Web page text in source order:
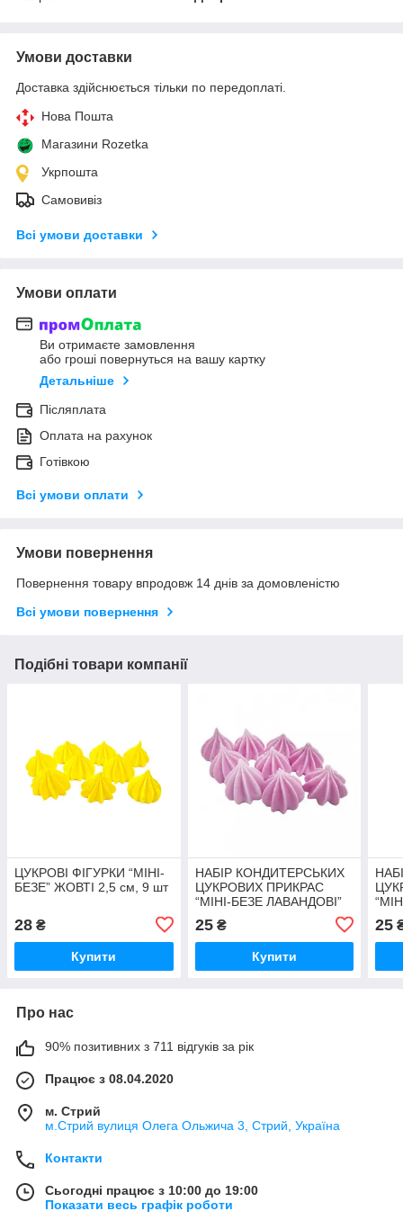
Умови доставки
Доставка здійснюється тільки по передоплаті.
Нова Пошта
Магазини Rozetka
Укрпошта
Самовивіз
Всі умови доставки
Умови оплати
Ви отримаєте замовлення
або гроші повернуться на вашу картку
Детальніше
Післяплата
Оплата на рахунок
Готівкою
Всі умови оплати
Умови повернення
Повернення товару впродовж 14 днів за домовленістю
Всі умови повернення
Подібні товари компанії
ЦУКРОВІ ФІГУРКИ “МІНІ-
БЕЗЕ” ЖОВТІ 2,5 см, 9 шт
28 ₴
Купити
НАБІР КОНДИТЕРСЬКИХ
ЦУКРОВИХ ПРИКРАС
“МІНІ-БЕЗЕ ЛАВАНДОВІ”
25₴
Купити
25
Про нас
90% позитивних з 711 відгуків за рік
Працює з 08.04.2020
м. Стрий
м.Стрий вулиця Олега Ольжича 3, Стрий, Україна
Контакти
Сьогодні працює з 10:00 до 19:00
Показати весь графік роботи